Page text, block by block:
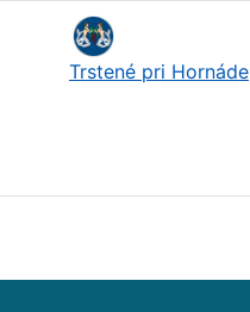
Trstené pri Hornáde